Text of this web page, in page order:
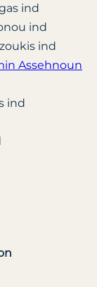
ind
ind
ind
Assehnoun
ind